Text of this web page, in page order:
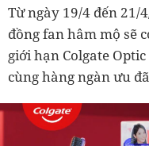
Từ ngày 19/4 đến 21/
đồng fan hâm mộ sẽ
giới hạn Colgate
cùng hàng ngàn ưu